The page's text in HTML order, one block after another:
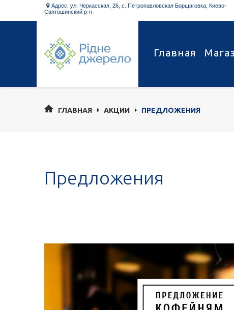
 Адрес: ул. Черкасская, 26, с. Петропавловская Борщаговка, Киево-
Святошинский р-н
Главная
ГЛАВНАЯ АКЦИИ ПРЕДЛОЖЕНИЯ
Предложения